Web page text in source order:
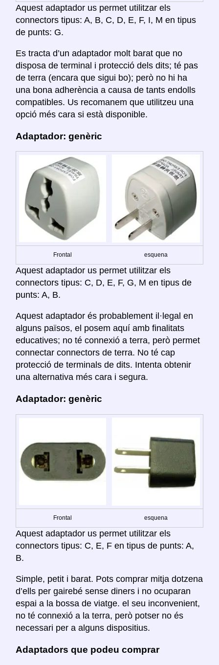
Aquest adaptador us permet utilitzar els
connectors tipus: A, B, C, D, E, F, I, M en tipus
de punts: G.
Es tracta d’un adaptador molt barat que no
disposa de terminal i protecció dels dits; té pas
de terra (encara que sigui bo); però no hi ha
una bona adherència a causa de tants endolls
compatibles. Us recomanem que utilitzeu una
opció més cara si està disponible.
Adaptador: genèric
Frontal esquena
Aquest adaptador us permet utilitzar els
connectors tipus: C, D, E, F, G, M en tipus de
punts: A, B.
Aquest adaptador és probablement il·legal en
alguns països, el posem aquí amb finalitats
educatives; no té connexió a terra, però permet
connectar connectors de terra. No té cap
protecció de terminals de dits. Intenta obtenir
una alternativa més cara i segura.
Adaptador: genèric
Frontal esquena
Aquest adaptador us permet utilitzar els
connectors tipus: C, E, F en tipus de punts: A,
B.
Simple, petit i barat. Pots comprar mitja dotzena
d’ells per gairebé sense diners i no ocuparan
espai a la bossa de viatge. el seu inconvenient,
no té connexió a la terra, però potser no és
necessari per a alguns dispositius.
Adaptadors que podeu comprar